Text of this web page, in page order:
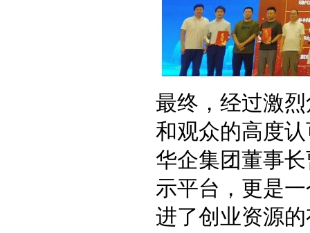
最终，经过激
和观众的高度
华企集团董事
示平台，更是
进了创业资源